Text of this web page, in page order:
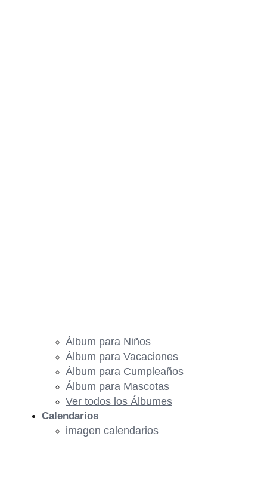
Álbum para Niños
Álbum para Vacaciones
Álbum para Cumpleaños
Álbum para Mascotas
Ver todos los Álbumes
Calendarios
imagen calendarios